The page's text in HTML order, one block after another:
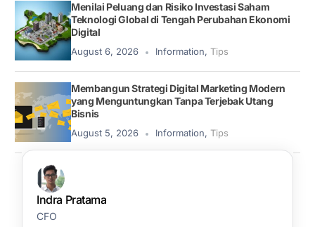
Menilai Peluang dan Risiko Investasi Saham
Teknologi Global di Tengah Perubahan Ekonomi
Digital
August 6, 2026 Information, Tips
Membangun Strategi Digital Marketing Modern
yang Menguntungkan Tanpa Terjebak Utang
Bisnis
August 5, 2026 Information, Tips
Indra Pratama
CFO